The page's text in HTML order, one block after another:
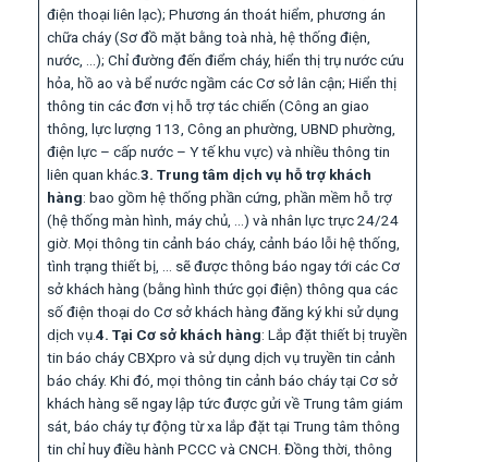
điện thoại liên lạc); Phương án thoát hiểm, phương án
chữa cháy (Sơ đồ mặt bằng toà nhà, hệ thống điện,
nước, …); Chỉ đường đến điểm cháy, hiển thị trụ nước cứu
hỏa, hồ ao và bể nước ngầm các Cơ sở lân cận; Hiển thị
thông tin các đơn vị hỗ trợ tác chiến (Công an giao
thông, lực lượng 113, Công an phường, UBND phường,
điện lực – cấp nước – Y tế khu vực) và nhiều thông tin
liên quan khác.3. Trung tâm dịch vụ hỗ trợ khách
hàng: bao gồm hệ thống phần cứng, phần mềm hỗ trợ
(hệ thống màn hình, máy chủ, …) và nhân lực trực 24/24
giờ. Mọi thông tin cảnh báo cháy, cảnh báo lỗi hệ thống,
tình trạng thiết bị, … sẽ được thông báo ngay tới các Cơ
sở khách hàng (bằng hình thức gọi điện) thông qua các
số điện thoại do Cơ sở khách hàng đăng ký khi sử dụng
dịch vụ.4. Tại Cơ sở khách hàng: Lắp đặt thiết bị truyền
tin báo cháy CBXpro và sử dụng dịch vụ truyền tin cảnh
báo cháy. Khi đó, mọi thông tin cảnh báo cháy tại Cơ sở
khách hàng sẽ ngay lập tức được gửi về Trung tâm giám
sát, báo cháy tự động từ xa lắp đặt tại Trung tâm thông
tin chỉ huy điều hành PCCC và CNCH. Đồng thời, thông